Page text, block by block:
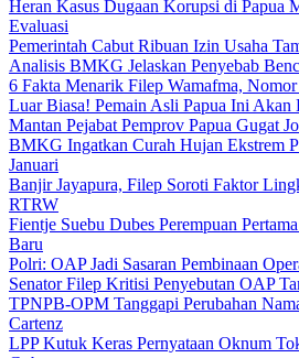
Heran Kasus Dugaan Korupsi di Papua
Evaluasi
Pemerintah Cabut Ribuan Izin Usaha
Analisis BMKG Jelaskan Penyebab
6 Fakta Menarik Filep Wamafma,
Luar Biasa! Pemain Asli Papua Ini Akan
Mantan Pejabat Pemprov Papua Gugat
BMKG Ingatkan Curah Hujan Ekstrem
Januari
Banjir Jayapura, Filep Soroti Faktor
RTRW
Fientje Suebu Dubes Perempuan
Baru
Polri: OAP Jadi Sasaran Pembinaan
Senator Filep Kritisi Penyebutan OAP
TPNPB-OPM Tanggapi Perubahan
Cartenz
LPP Kutuk Keras Pernyataan Oknum